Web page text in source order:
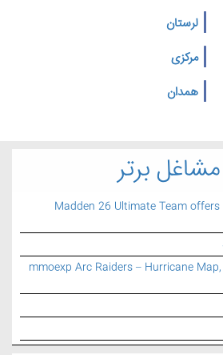
لرستان
مرکزی
همدان
برتر
Madden 26 Ultimate Team
mmoexp Arc Raiders – Hurricane